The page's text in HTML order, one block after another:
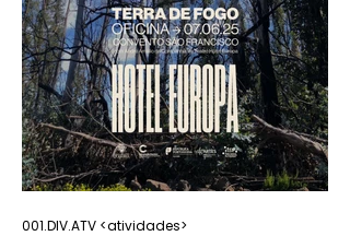
001.DIV.ATV <atividades>